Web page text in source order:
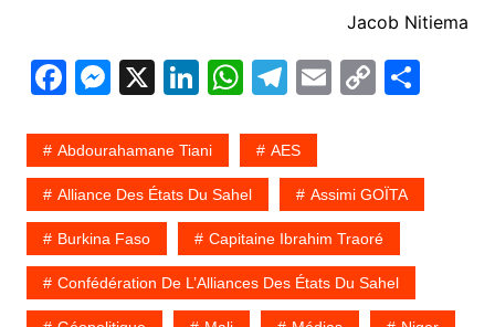
Jacob Nitiema
F
c
e
b
o
o
M
s
s
e
n
g
X Li
k
e
dI
n
W
at
s
A
p
p
T
e
gr
a
m
E
l
C
y
Li
n
k
P
g
er
Abdourahamane Tiani AES
Alliance Des États Du Sahel Assimi GOÏTA
Burkina Faso Capitaine Ibrahim Traoré
Confédération De L’Alliances Des États Du Sahel